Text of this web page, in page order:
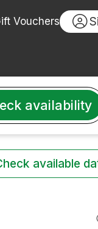
Vouchers
availability
available